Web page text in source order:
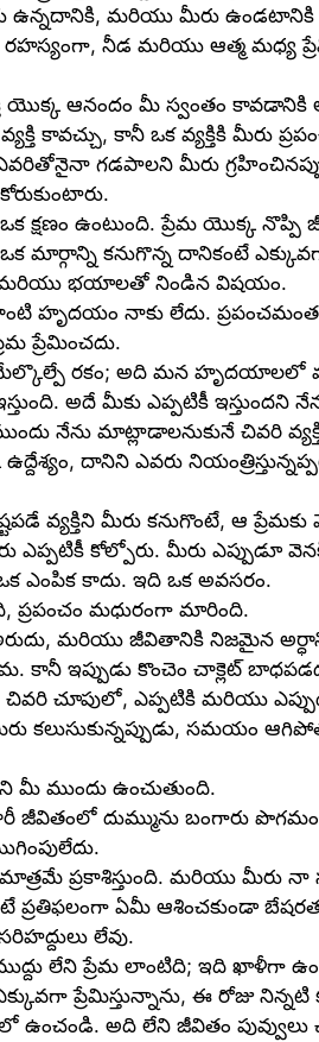
మరియు మీరు ఉండటానికి
నీడ మరియు ఆత్మ మధ్య
యొక్క ఆనందం మీ స్వంతం కావడానికి
కావచ్చు, కానీ ఒక వ్యక్తికి మీరు
గడపాలని మీరు
క్షణం ఉంటుంది. ప్రేమ యొక్క నొప్పి
మార్గాన్ని కనుగొన్న దానికంటే ఎక్కువగా
మరియు భయాలతో నిండిన విషయం.
హృదయం నాకు లేదు.
ప్రేమించదు.
మేల్కొల్పే రకం; అది మన
అదే మీకు ఎప్పటికీ ఇస్తుందని
నేను మాట్లాడాలనుకునే చివరి
దానిని ఎవరు
వ్యక్తిని మీరు కనుగొంటే, ఆ
ఎప్పటికీ కోల్పోరు. మీరు ఎప్పుడూ
ఎంపిక కాదు. ఇది ఒక అవసరం.
ప్రపంచం మధురంగా మారింది.
మరియు జీవితానికి నిజమైన
కానీ ఇప్పుడు కొంచెం చాక్లెట్
చూపులో, ఎప్పటికి మరియు
కలుసుకున్నప్పుడు, సమయం
ముందు ఉంచుతుంది.
జీవితంలో దుమ్మును బంగారు
ప్రకాశిస్తుంది. మరియు మీరు నా
ప్రతిఫలంగా ఏమీ ఆశించకుండా
లేవు.
లేని ప్రేమ లాంటిది; ఇది ఖాళీగా
ప్రేమిస్తున్నాను, ఈ రోజు
అది లేని జీవితం పువ్వులు